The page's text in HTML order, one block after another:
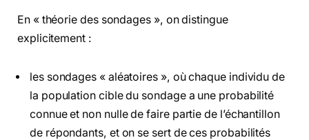
En « théorie des sondages », on distingue
explicitement :
les sondages « aléatoires », où chaque individu de
la population cible du sondage a une probabilité
connue et non nulle de faire partie de l’échantillon
de répondants, et on se sert de ces probabilités